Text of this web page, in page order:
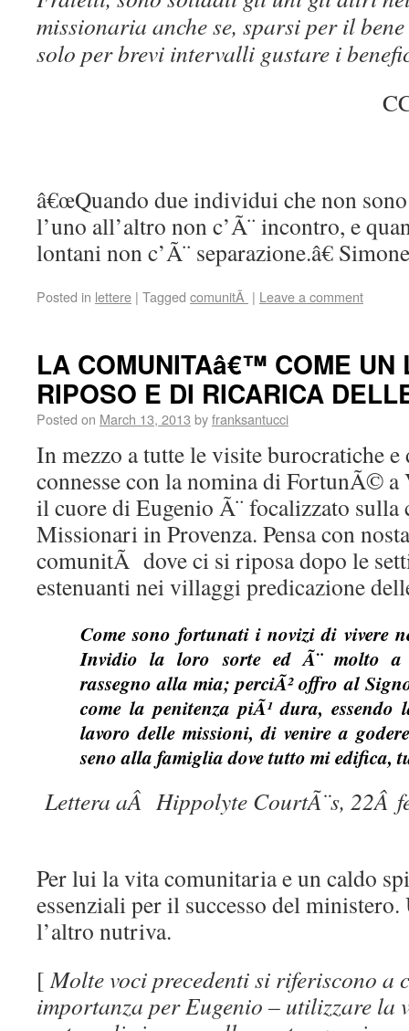
missionaria anche se, sparsi per il
solo per brevi intervalli gustare i
â€œQuando due individui che non
l’uno all’altro non c’Ã¨ incontro, e
lontani non c’Ã¨ separazione.â€
Posted in lettere | Tagged comunitÃ | Leave a comment
LA COMUNITAâ€™ COME UN
RIPOSO E DI RICARICA
Posted on March 13, 2013 byfranksantucci
In mezzo a tutte le visite burocratiche e
connesse con la nomina di FortunÃ©
il cuore di Eugenio Ã¨ focalizzato
Missionari in Provenza. Pensa con
comunitÃ dove ci si riposa dopo le
estenuanti nei villaggi predicazione
Come sono fortunati i novizi di vivere
Invidio la loro sorte ed Ã¨ molto a
rassegno alla mia; perciÃ² offro al
come la penitenza piÃ¹ dura,
lavoro delle missioni, di venire a
seno alla famiglia dove tutto mi edifica,
Lettera aÂ Hippolyte CourtÃ¨s, 22Â
Per lui la vita comunitaria e un caldo
essenziali per il successo del
l’altro nutriva.
[Molte voci precedenti si riferiscono a
importanza per Eugenio – utilizzare la